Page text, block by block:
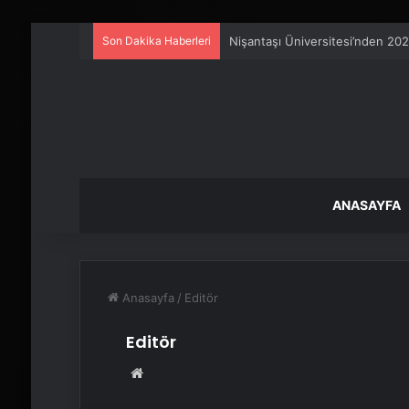
Son Dakika Haberleri 25 Yıllık Miras Davasında
ANASAYFA
Anasayfa / Editör
Editör